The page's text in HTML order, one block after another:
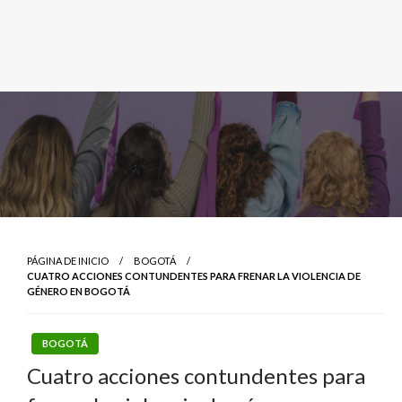
PÁGINA DE INICIO
BOGOTÁ
CUATRO ACCIONES CONTUNDENTES PARA FRENAR LA VIOLENCIA DE
GÉNERO EN BOGOTÁ
BOGOTÁ
Cuatro acciones contundentes para